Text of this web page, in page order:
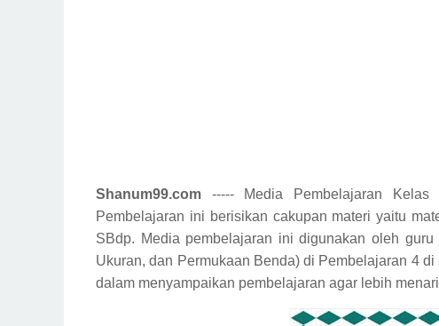
Shanum99.com ----- Media Pembelajaran
Pembelajaran ini berisikan cakupan materi yaitu
SBdp. Media pembelajaran ini digunakan oleh
Ukuran, dan Permukaan Benda) di Pembelajaran 4
dalam menyampaikan pembelajaran agar lebih